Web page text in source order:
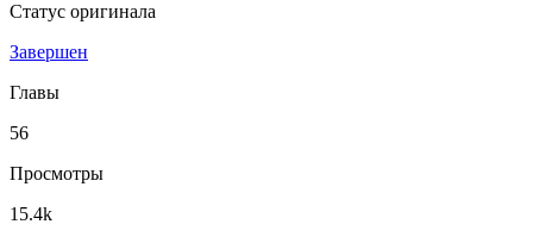
Статус оригинала
Завершен
Главы
56
Просмотры
15.4k